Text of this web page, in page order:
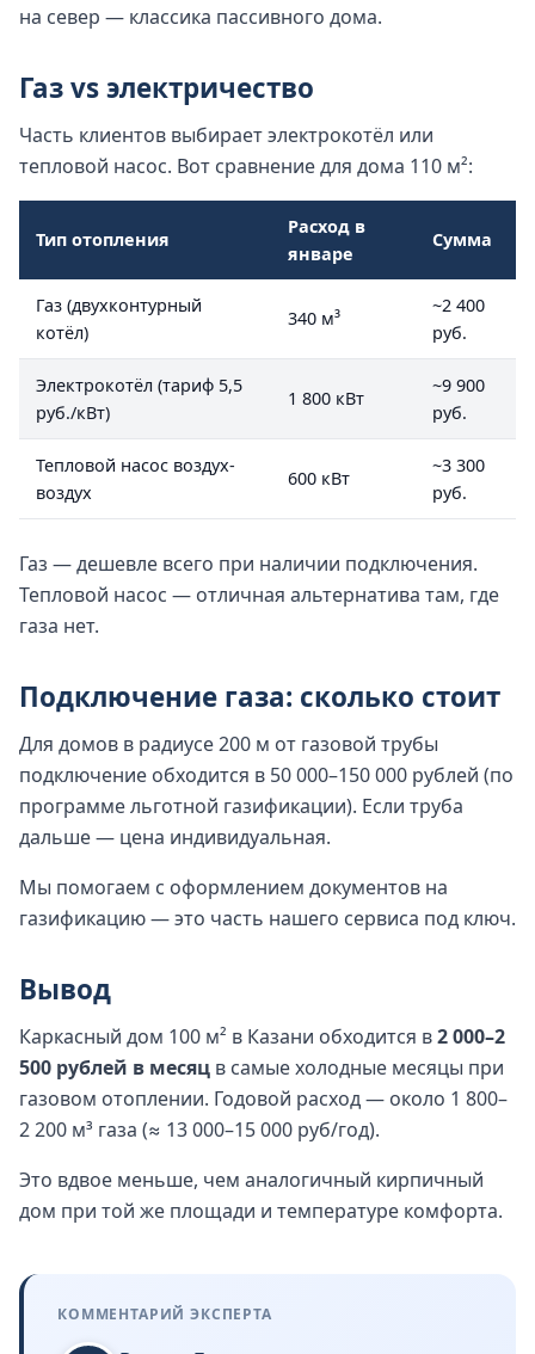
на север — классика пассивного дома.
Газ vs электричество
Часть клиентов выбирает электрокотёл или
тепловой насос. Вот сравнение для дома 110 м²:
Тип отопления
Расход в
январе
Сумма
Газ (двухконтурный
котёл)
340 м³
~2 400
руб.
Электрокотёл (тариф 5,5
руб./кВт)
1 800 кВт
~9 900
руб.
Тепловой насос воздух-
воздух
600 кВт
~3 300
руб.
Газ — дешевле всего при наличии подключения.
Тепловой насос — отличная альтернатива там, где
газа нет.
Подключение газа: сколько стоит
Для домов в радиусе 200 м от газовой трубы
подключение обходится в 50 000–150 000 рублей (по
программе льготной газификации). Если труба
дальше — цена индивидуальная.
Мы помогаем с оформлением документов на
газификацию — это часть нашего сервиса под ключ.
Вывод
Каркасный дом 100 м² в Казани обходится в2 000–2
500 рублей в месяц в самые холодные месяцы при
газовом отоплении. Годовой расход — около 1 800–
2 200 м³ газа (≈ 13 000–15 000 руб/год).
Это вдвое меньше, чем аналогичный кирпичный
дом при той же площади и температуре комфорта.
КОММЕНТАРИЙ ЭКСПЕРТА